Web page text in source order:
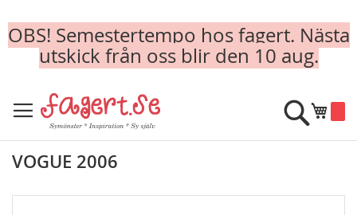
OBS! Semestertempo hos fagert. Nästa
utskick från oss blir den 10 aug.
to
Content
Min
Sök
VOGUE 2006